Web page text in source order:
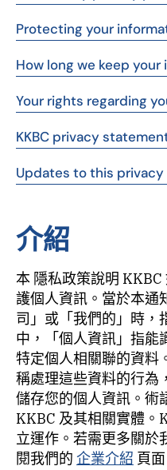
Protecting your
How long we keep your
Your rights regarding
KKBC privacy
Updates to this
介紹
本 隱私政策說明
護個人資訊。當於本通
司」或「我們的」時，
中，「個人資訊」指能
特定個人相關聯的資料
稱處理這些資料的行為
儲存您的個人資訊。
KKBC 及其相關實體。
立運作。若需更多關於
閱我們的 企業介紹 頁